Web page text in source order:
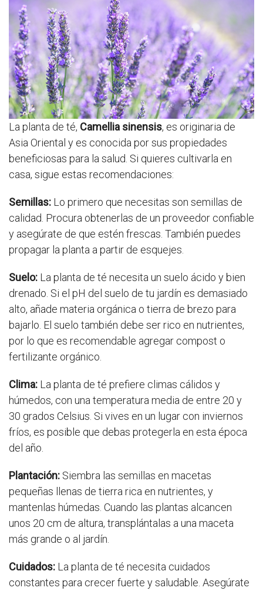
La planta de té, Camellia sinensis, es originaria de
Asia Oriental y es conocida por sus propiedades
beneficiosas para la salud. Si quieres cultivarla en
casa, sigue estas recomendaciones:
Semillas: Lo primero que necesitas son semillas de
calidad. Procura obtenerlas de un proveedor confiable
y asegúrate de que estén frescas. También puedes
propagar la planta a partir de esquejes.
Suelo: La planta de té necesita un suelo ácido y bien
drenado. Si el pH del suelo de tu jardín es demasiado
alto, añade materia orgánica o tierra de brezo para
bajarlo. El suelo también debe ser rico en nutrientes,
por lo que es recomendable agregar compost o
fertilizante orgánico.
Clima: La planta de té prefiere climas cálidos y
húmedos, con una temperatura media de entre 20 y
30 grados Celsius. Si vives en un lugar con inviernos
fríos, es posible que debas protegerla en esta época
del año.
Plantación: Siembra las semillas en macetas
pequeñas llenas de tierra rica en nutrientes, y
mantenlas húmedas. Cuando las plantas alcancen
unos 20 cm de altura, transplántalas a una maceta
más grande o al jardín.
Cuidados: La planta de té necesita cuidados
constantes para crecer fuerte y saludable. Asegúrate